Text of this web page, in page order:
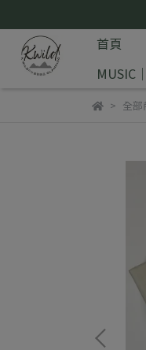
首頁
MUSIC
全部